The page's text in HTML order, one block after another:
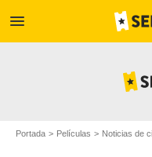
menu
Portada Películas Noticias de